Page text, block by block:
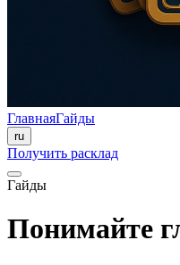
ГлавнаяГайды
ru
Получить расклад
Гайды
Понимайте